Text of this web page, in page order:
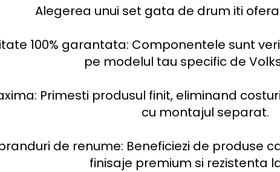
Alegerea unui set gata de drum iti
100% garantata: Componentele sunt
pe modelul tau specific de
Primesti produsul finit, eliminand
cu montajul separat.
de renume: Beneficiezi de produse
finisaje premium si rezistenta